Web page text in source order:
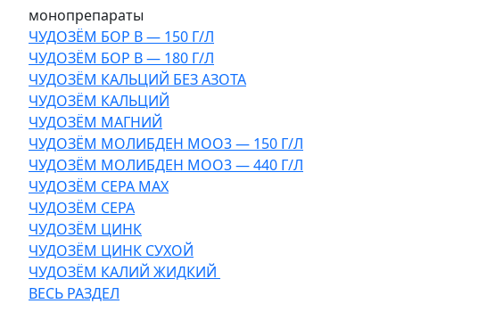
монопрепараты
ЧУДОЗЁМ БОР В — 150 Г/Л
ЧУДОЗЁМ БОР В — 180 Г/Л
ЧУДОЗЁМ КАЛЬЦИЙ БЕЗ АЗОТА
ЧУДОЗЁМ КАЛЬЦИЙ
ЧУДОЗЁМ МАГНИЙ
ЧУДОЗЁМ МОЛИБДЕН МОО3 — 150 Г/Л
ЧУДОЗЁМ МОЛИБДЕН МОО3 — 440 Г/Л
ЧУДОЗЁМ СЕРА МАХ
ЧУДОЗЁМ СЕРА
ЧУДОЗЁМ ЦИНК
ЧУДОЗЁМ ЦИНК СУХОЙ
ЧУДОЗЁМ КАЛИЙ ЖИДКИЙ
ВЕСЬ РАЗДЕЛ